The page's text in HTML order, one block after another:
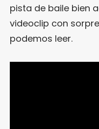
pista de baile bien
videoclip con
podemos leer.